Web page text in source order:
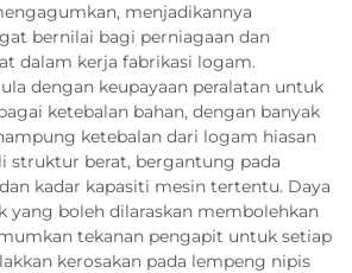
menjadikannya
bernilai bagi perniagaan dan
dalam kerja fabrikasi logam.
dengan keupayaan peralatan untuk
ketebalan bahan, dengan banyak
ketebalan dari logam hiasan
struktur berat, bergantung pada
kadar kapasiti mesin tertentu. Daya
yang boleh dilaraskan membolehkan
tekanan pengapit untuk setiap
kerosakan pada lempeng nipis